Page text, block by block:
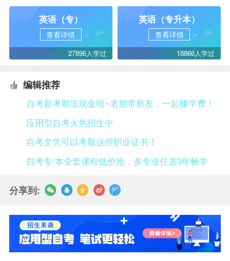
英语（专）
查看详情
27896人学过
英语（专升本）
查看详情
18866人学过
编辑推荐
自考新考期送现金啦~老朋带新友，一起赚学费！
应用型自考火热招生中
自考文凭可以考取这些职业证书！
自考专/本全套课程低价抢，多专业任选3年畅学
分享到: